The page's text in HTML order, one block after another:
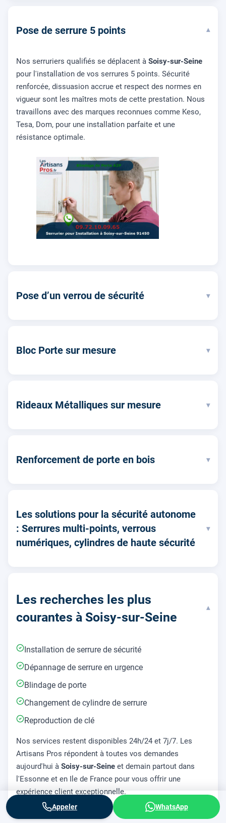
Pose de serrure 5 points ▾
Nos serruriers qualifiés se déplacent à Soisy-sur-Seine
pour l'installation de vos serrures 5 points. Sécurité
renforcée, dissuasion accrue et respect des normes en
vigueur sont les maîtres mots de cette prestation. Nous
travaillons avec des marques reconnues comme Keso,
Tesa, Dom, pour une installation parfaite et une
résistance optimale.
Pose d’un verrou de sécurité ▾
Bloc Porte sur mesure ▾
Rideaux Métalliques sur mesure ▾
Renforcement de porte en bois ▾
Les solutions pour la sécurité autonome
: Serrures multi-points, verrous
numériques, cylindres de haute sécurité
▾
Les recherches les plus
courantes à Soisy-sur-Seine
▾
Installation de serrure de sécurité
Dépannage de serrure en urgence
Blindage de porte
Changement de cylindre de serrure
Reproduction de clé
Nos services restent disponibles 24h/24 et 7j/7. Les
Artisans Pros répondent à toutes vos demandes
aujourd'hui à Soisy-sur-Seine et demain partout dans
l'Essonne et en Ile de France pour vous offrir une
expérience client exceptionnelle.
Appeler WhatsApp